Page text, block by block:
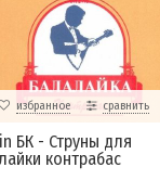
избранное сравнить
БК - Струны для
контрабас